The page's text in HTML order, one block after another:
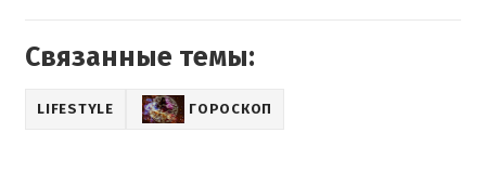
Связанные темы:
LIFESTYLE ГОРОСКОП